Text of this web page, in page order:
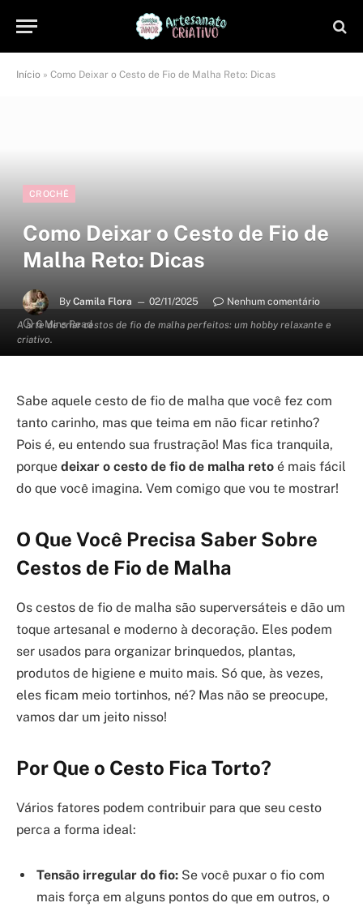
Início » Como Deixar o Cesto de Fio de Malha Reto: Dicas
A arte de criar cestos de fio de malha perfeitos: um hobby relaxante e
criativo.
CROCHÊ
Como Deixar o Cesto de Fio de
Malha Reto: Dicas
By Camila Flora 02/11/2025
Nenhum comentário
6 Mins Read
Sabe aquele cesto de fio de malha que você fez com
tanto carinho, mas que teima em não ficar retinho?
Pois é, eu entendo sua frustração! Mas fica tranquila,
porque deixar o cesto de fio de malha reto é mais fácil
do que você imagina. Vem comigo que vou te mostrar!
O Que Você Precisa Saber Sobre
Cestos de Fio de Malha
Os cestos de fio de malha são superversáteis e dão um
toque artesanal e moderno à decoração. Eles podem
ser usados para organizar brinquedos, plantas,
produtos de higiene e muito mais. Só que, às vezes,
eles ficam meio tortinhos, né? Mas não se preocupe,
vamos dar um jeito nisso!
Por Que o Cesto Fica Torto?
Vários fatores podem contribuir para que seu cesto
perca a forma ideal:
Tensão irregular do fio: Se você puxar o fio com
mais força em alguns pontos do que em outros, o